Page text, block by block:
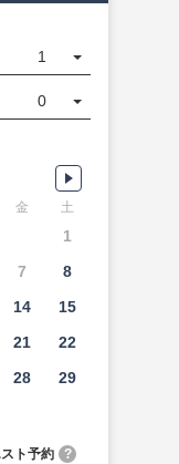
1
0
金 土
1
7
8
14
15
21
22
28
29
ト予約 ?